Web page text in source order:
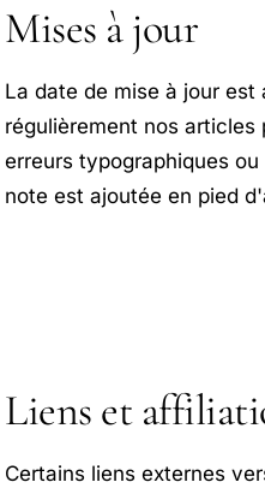
Mises à jour
La date de mise à jour
régulièrement nos articles
erreurs typographiques
note est ajoutée en pied
Liens et
Certains liens externes